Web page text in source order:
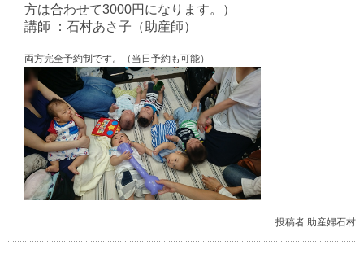
方は合わせて3000円になります。）
講師 ：石村あさ子（助産師）
両方完全予約制です。（当日予約も可能）
投稿者 助産婦石村